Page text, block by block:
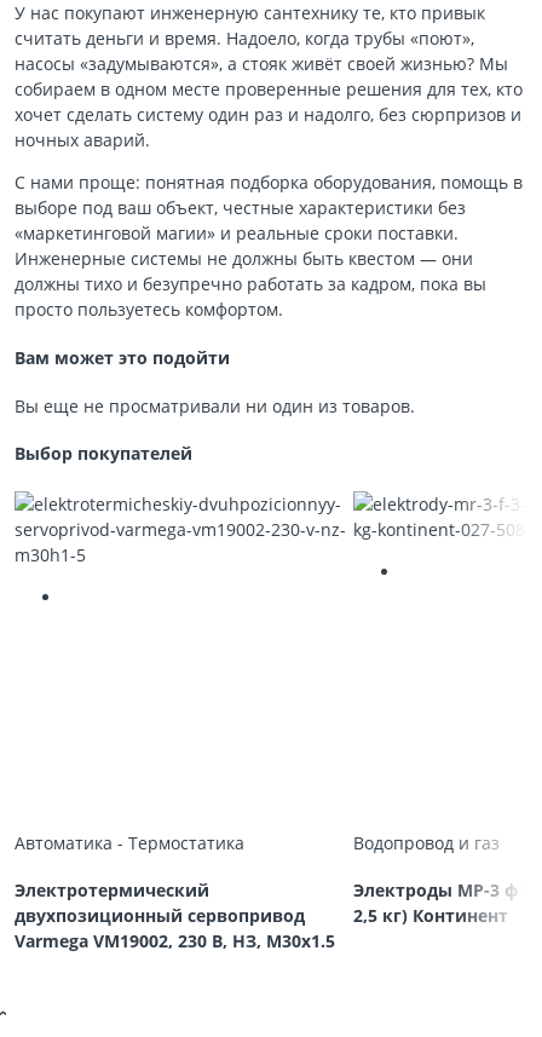
У нас покупают инженерную сантехнику те, кто привык
считать деньги и время. Надоело, когда трубы «поют»,
насосы «задумываются», а стояк живёт своей жизнью? Мы
собираем в одном месте проверенные решения для тех, кто
хочет сделать систему один раз и надолго, без сюрпризов и
ночных аварий.
С нами проще: понятная подборка оборудования, помощь в
выборе под ваш объект, честные характеристики без
«маркетинговой магии» и реальные сроки поставки.
Инженерные системы не должны быть квестом — они
должны тихо и безупречно работать за кадром, пока вы
просто пользуетесь комфортом.
Вам может это подойти
Вы еще не просматривали ни один из товаров.
Выбор покупателей
Автоматика - Термостатика
Электротермический
двухпозиционный сервопривод
Varmega VM19002, 230 В, НЗ, M30х1.5
Водопровод и газ
Электроды МР-3 ф
2,5 кг) Континент